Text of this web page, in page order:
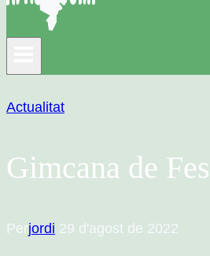
Actualitat
Gimcana de
Perjordi 29 d'agost de 2022